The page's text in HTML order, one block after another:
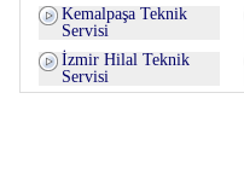
Kemalpaşa Teknik
Servisi
İzmir Hilal Teknik
Servisi